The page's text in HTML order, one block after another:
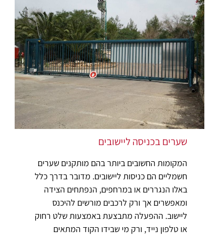
שערים בכניסה ליישובים
המקומות החשובים ביותר בהם מותקנים שערים
חשמליים הם כניסות ליישובים. מדובר בדרך כלל
באלו הנגררים או במרחפים, הנפתחים הצידה
ומאפשרים אך ורק לרכבים מורשים להיכנס
ליישוב. ההפעלה מתבצעת באמצעות שלט רחוק
או טלפון נייד, ורק מי שבידו הקוד המתאים